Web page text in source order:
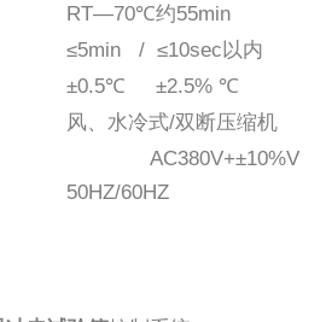
RT—70℃约55min
≤5min / ≤10sec以内
±0.5℃ ±2.5% ℃
风、水冷式/双断压缩机
AC380V+±10%V
50HZ/60HZ